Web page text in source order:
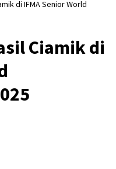
di IFMA Senior World
Ciamik di